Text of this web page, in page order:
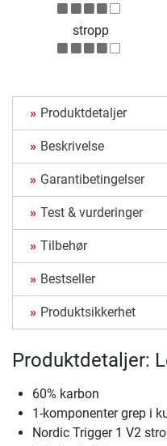
stropp
Produktdetaljer
Beskrivelse
Garantibetingelser
Test & vurderinger
Tilbehør
Bestseller
Produktsikkerhet
Produktdetaljer:
60% karbon
1-komponenter grep i
Nordic Trigger 1 V2